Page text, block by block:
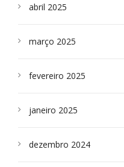
abril 2025
março 2025
fevereiro 2025
janeiro 2025
dezembro 2024